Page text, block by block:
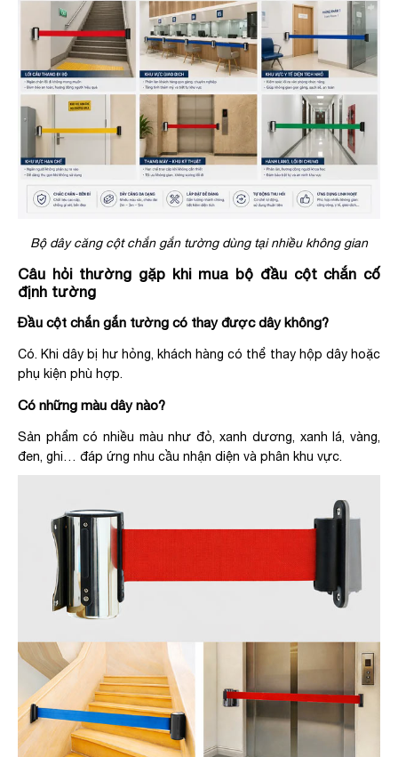
Bộ dây căng cột chắn gắn tường dùng tại nhiều không gian
Câu hỏi thường gặp khi mua bộ đầu cột chắn cố
định tường
Đầu cột chắn gắn tường có thay được dây không?
Có. Khi dây bị hư hỏng, khách hàng có thể thay hộp dây hoặc
phụ kiện phù hợp.
Có những màu dây nào?
Sản phẩm có nhiều màu như đỏ, xanh dương, xanh lá, vàng,
đen, ghi… đáp ứng nhu cầu nhận diện và phân khu vực.